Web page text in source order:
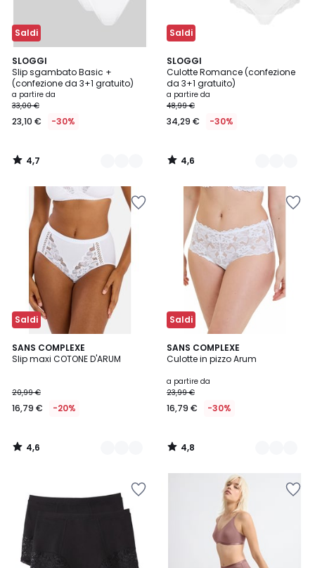
Saldi
SLOGGI
Slip sgambato Basic +
(confezione da 3+1 gratuito)
a partire da
33,00 €
23,10 € -30%
4,7
/ 5
2
Colori
4,7
/
Saldi
SLOGGI
Culotte Romance (confezione
da 3+1 gratuito)
a partire da
48,99 €
34,29 € -30%
4,6
/ 5
2
Colori
4,6
/
Saldi
SANS COMPLEXE
Slip maxi COTONE D'ARUM
20,99 €
16,79 € -20%
4,6
/ 5
2
Colori
4,6
/
Saldi
SANS COMPLEXE
Culotte in pizzo Arum
a partire da
23,99 €
16,79 € -30%
4,8
/ 5
3
Colori
4,8
/